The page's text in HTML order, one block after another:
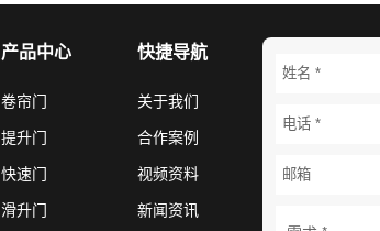
产品中心
卷帘门
提升门
快速门
滑升门
快捷导航
关于我们
合作案例
视频资料
新闻资讯